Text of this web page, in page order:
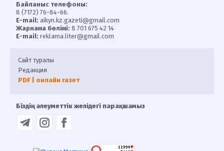
Байланыс телефоны:
8 (7172) 76-84-66.
E-mail: aikyn.kz.gazeti@gmail.com
Жарнама бөлімі: 8 701 675 42 14
E-mail: reklama.liter@gmail.com
Сайт туралы
Редакция
PDF | онлайн газет
Біздің әлеуметтік желідегі парақшамыз